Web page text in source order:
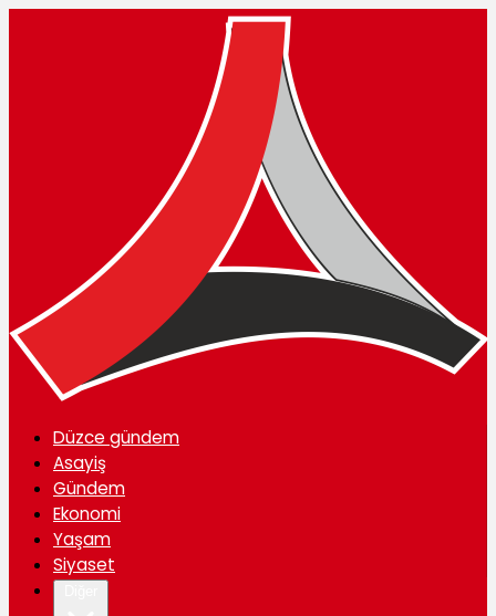
Düzce gündem
Asayiş
Gündem
Ekonomi
Yaşam
Siyaset